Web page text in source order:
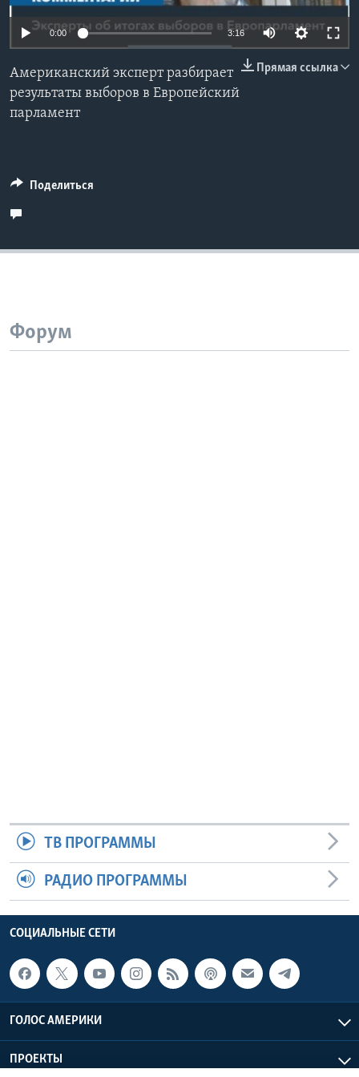
Learning English
СОЦИАЛЬНЫЕ СЕТИ
0:00 3:16
Прямая ссылка
Американский эксперт разбирает
результаты выборов в Европейский
парламент
Поделиться
Форум
ТВ ПРОГРАММЫ
РАДИО ПРОГРАММЫ
СОЦИАЛЬНЫЕ СЕТИ
ГОЛОС АМЕРИКИ
ПРОЕКТЫ